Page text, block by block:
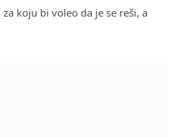
koju bi voleo da je se reši, a